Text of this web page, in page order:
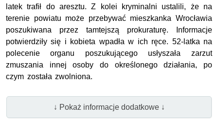
latek trafił do aresztu. Z kolei kryminalni ustalili, że na
terenie powiatu może przebywać mieszkanka Wrocławia
poszukiwana przez tamtejszą prokuraturę. Informacje
potwierdziły się i kobieta wpadła w ich ręce. 52-latka na
polecenie organu poszukującego usłyszała zarzut
zmuszania innej osoby do określonego działania, po
czym została zwolniona.
↓ Pokaż informacje dodatkowe ↓